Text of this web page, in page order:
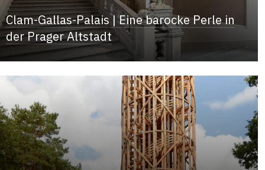
Clam-Gallas-Palais | Eine barocke Perle in
der Prager Altstadt